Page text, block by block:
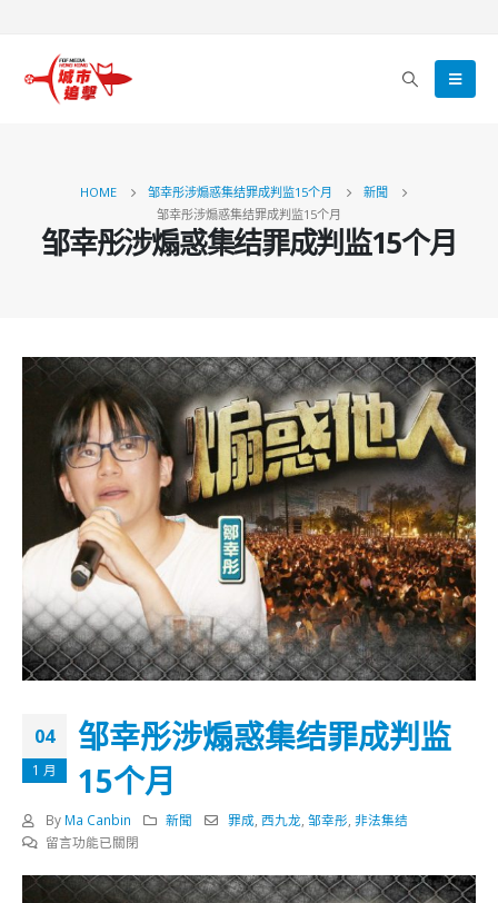
HOME 邹幸彤涉煽惑集结罪成判监15个月
新聞
邹幸彤涉煽惑集结罪成判监15个月
邹幸彤涉煽惑集结罪成判监15个月
04
1 月
邹幸彤涉煽惑集结罪成判监
15个月
By Ma Canbin 新聞 罪成 ,西九龙 ,邹幸彤 ,非法集结
在
幸
留言功能已關閉